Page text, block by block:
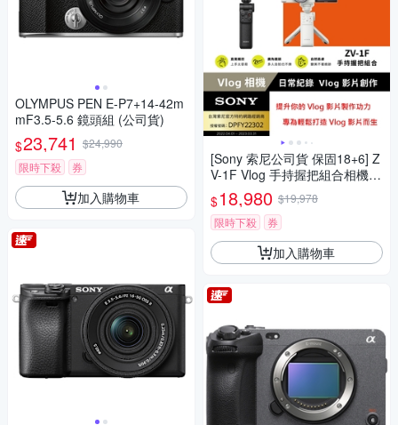
OLYMPUS PEN E-P7+14-42m
mF3.5-5.6 鏡頭組 (公司貨)
$23,741 $24,990
限時下殺
券
加入購物車
[Sony 索尼公司貨 保固18+6] Z
V-1F Vlog 手持握把組合相機
(網紅新手/生活隨拍)
$18,980 $19,978
限時下殺
券
加入購物車